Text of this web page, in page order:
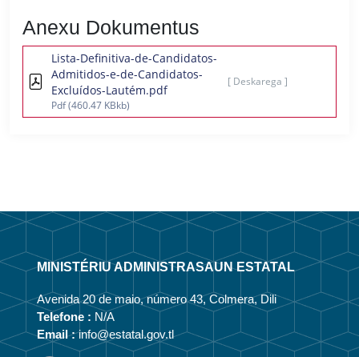
Anexu Dokumentus
Lista-Definitiva-de-Candidatos-
Admitidos-e-de-Candidatos-
Excluídos-Lautém.pdf
Pdf(460.47 KBkb)
[ Deskarega ]
MINISTÉRIU ADMINISTRASAUN ESTATAL
Avenida 20 de maio, número 43, Colmera, Dili
Telefone : N/A
Email :info@estatal.gov.tl